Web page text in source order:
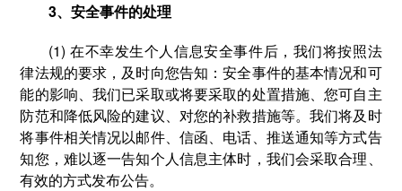
3、安全事件的处理
(1) 在不幸发生个人信息安全事件后，我们将按照法
律法规的要求，及时向您告知：安全事件的基本情况和可
能的影响、我们已采取或将要采取的处置措施、您可自主
防范和降低风险的建议、对您的补救措施等。我们将及时
将事件相关情况以邮件、信函、电话、推送通知等方式告
知您，难以逐一告知个人信息主体时，我们会采取合理、
有效的方式发布公告。